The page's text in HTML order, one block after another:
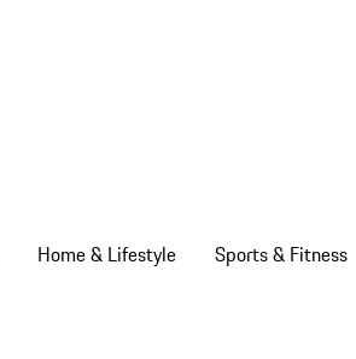
Home & Lifestyle Sports & Fitness